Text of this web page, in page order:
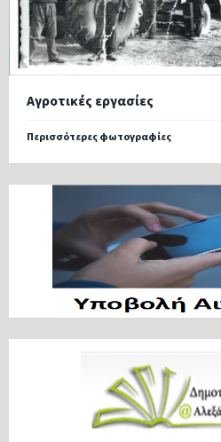
Αγροτικές εργασίες
Περισσότερες φωτογραφίες